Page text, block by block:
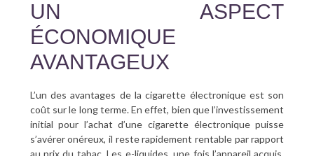
UN ASPECT
ÉCONOMIQUE
AVANTAGEUX
L’un des avantages de la cigarette électronique est son
coût sur le long terme. En effet, bien que l’investissement
initial pour l’achat d’une cigarette électronique puisse
s’avérer onéreux, il reste rapidement rentable par rapport
au prix du tabac. Les e-liquides, une fois l’appareil acquis,